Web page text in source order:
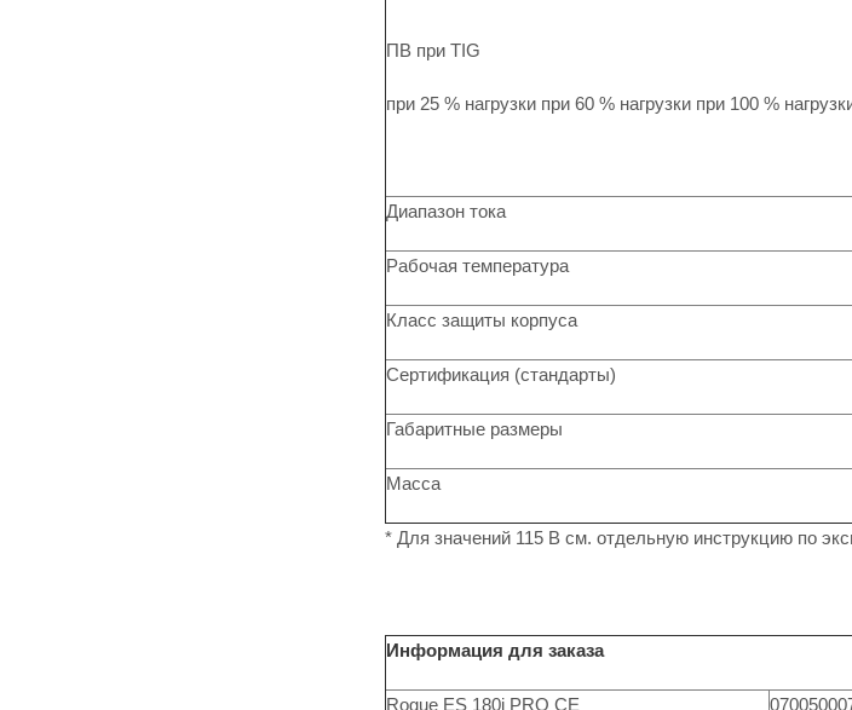
ПВ при TIG
при 25 % нагрузки при 60 % нагрузки при 100 %
Диапазон тока
Рабочая температура
Класс защиты корпуса
Сертификация (стандарты)
Габаритные размеры
Масса
* Для значений 115 В см. отдельную инструкцию по
Информация для заказа
Rogue ES 180i PRO CE